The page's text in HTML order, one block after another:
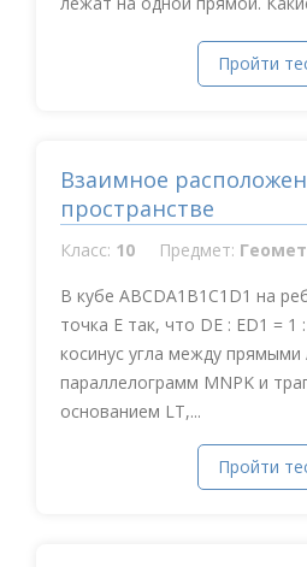
Пройти
Взаимное
пространстве
Класс: 10 Предмет:
В кубе ABCDA1B1C1D1 на
точка Е так, что DE : ED1 = 1
косинус угла между
параллелограмм MNPK и
основанием LT,...
Пройти